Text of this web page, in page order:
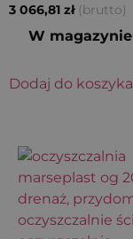
3 066,81 zł (brutto)
W magazynie
Dodaj do koszyka